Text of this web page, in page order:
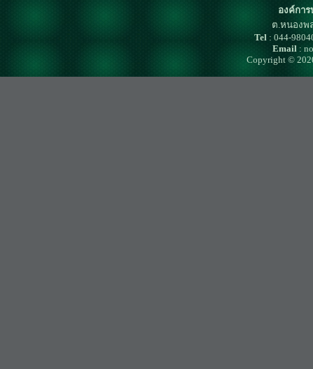
องค์กา
ต.หนองพ
Tel: 044-
Email :
Copyright ©